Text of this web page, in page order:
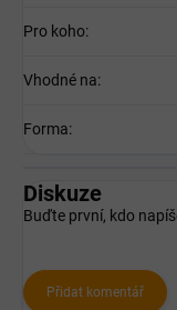
Pro koho:
Vhodné na:
Forma:
Diskuze
Buďte první, kdo
Přidat komentář